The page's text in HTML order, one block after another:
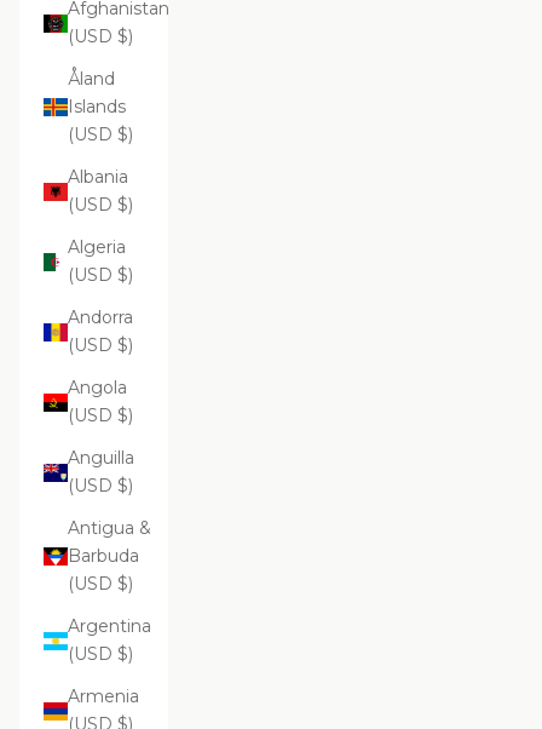
Afghanistan
(USD $)
Åland
Islands
(USD $)
Albania
(USD $)
Algeria
(USD $)
Andorra
(USD $)
Angola
(USD $)
Anguilla
(USD $)
Antigua &
Barbuda
(USD $)
Argentina
(USD $)
Armenia
(USD $)